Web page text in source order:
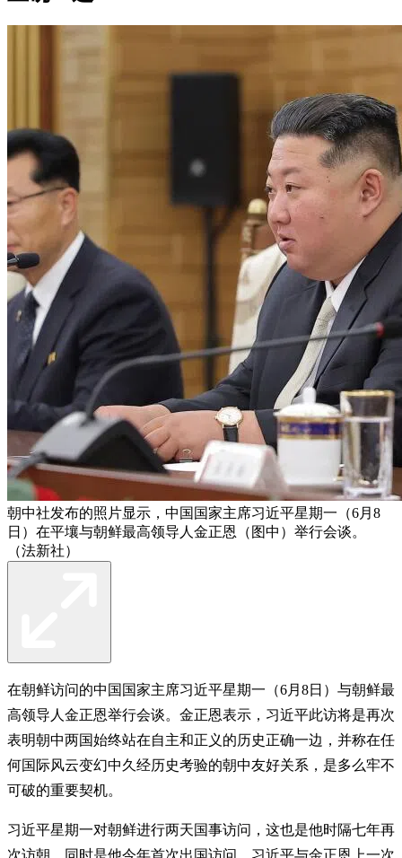
朝中社发布的照片显示，中国国家主席习近平星期一（6月8
日）在平壤与朝鲜最高领导人金正恩（图中）举行会谈。
（法新社）
在朝鲜访问的中国国家主席习近平星期一（6月8日）与朝鲜最
高领导人金正恩举行会谈。金正恩表示，习近平此访将是再次
表明朝中两国始终站在自主和正义的历史正确一边，并称在任
何国际风云变幻中久经历史考验的朝中友好关系，是多么牢不
可破的重要契机。
习近平星期一对朝鲜进行两天国事访问，这也是他时隔七年再
次访朝，同时是他今年首次出国访问。习近平与金正恩上一次